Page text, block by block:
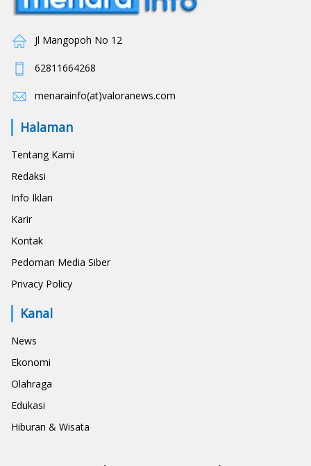
Jl Mangopoh No 12
62811664268
menarainfo(at)valoranews.com
Halaman
Tentang Kami
Redaksi
Info Iklan
Karir
Kontak
Pedoman Media Siber
Privacy Policy
Kanal
News
Ekonomi
Olahraga
Edukasi
Hiburan & Wisata